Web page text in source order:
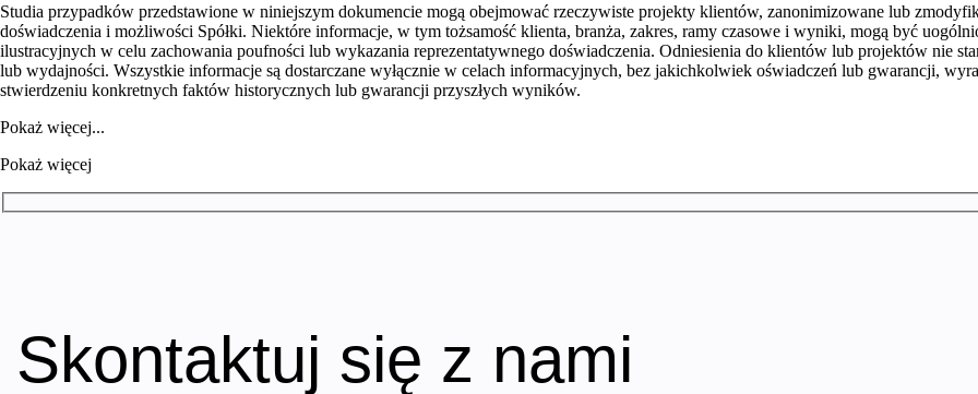
Studia przypadków przedstawione w niniejszym dokumencie mogą obejmować rzeczywiste projekty klientów, zanonimizowane lub
doświadczenia i możliwości Spółki. Niektóre informacje, w tym tożsamość klienta, branża, zakres, ramy czasowe i wyniki, mogą być
ilustracyjnych w celu zachowania poufności lub wykazania reprezentatywnego doświadczenia. Odniesienia do klientów lub projektów nie
lub wydajności. Wszystkie informacje są dostarczane wyłącznie w celach informacyjnych, bez jakichkolwiek oświadczeń lub gwarancji,
stwierdzeniu konkretnych faktów historycznych lub gwarancji przyszłych wyników.
Pokaż więcej...
Pokaż więcej
Skontaktuj się z nami